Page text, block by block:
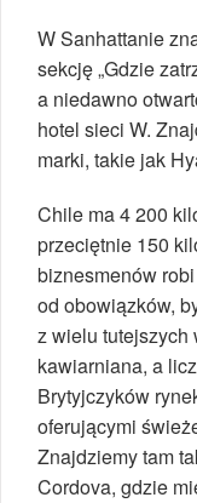
W Sanhattanie
sekcję „Gdzie
a niedawno
hotel sieci W.
marki, takie jak
Chile ma 4 200
przeciętnie 150
biznesmenów
od obowiązków,
z wielu tutejszych
kawiarniana, a
Brytyjczyków
oferującymi
Znajdziemy tam
Cordova, gdzie